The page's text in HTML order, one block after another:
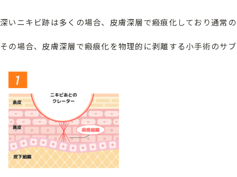
深いニキビ跡は多くの場合、皮膚深層で瘢痕化しており通常
その場合、皮膚深層で瘢痕化を物理的に剥離する小手術のサ